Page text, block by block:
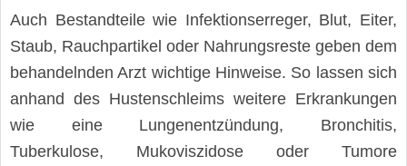
Auch Bestandteile wie Infektionserreger, Blut, Eiter,
Staub, Rauchpartikel oder Nahrungsreste geben dem
behandelnden Arzt wichtige Hinweise. So lassen sich
anhand des Hustenschleims weitere Erkrankungen
wie eine Lungenentzündung, Bronchitis,
Tuberkulose, Mukoviszidose oder Tumore